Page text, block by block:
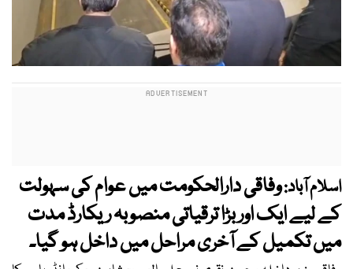
اسلام آباد:وفاقی دارالحکومت میں عوام کی سہولت
کے لیے ایک اور بڑا ترقیاتی منصوبہ ریکارڈ مدت
میں تکمیل کے آخری مراحل میں داخل ہو گیا۔